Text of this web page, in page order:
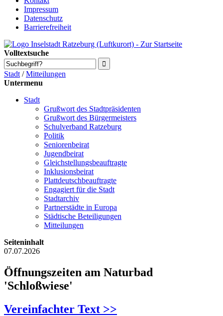
Impressum
Datenschutz
Barrierefreiheit
Volltextsuche
Stadt /Mitteilungen
Untermenu
Stadt
Grußwort des Stadtpräsidenten
Grußwort des Bürgermeisters
Schulverband Ratzeburg
Politik
Seniorenbeirat
Jugendbeirat
Gleichstellungsbeauftragte
Inklusionsbeirat
Plattdeutschbeauftragte
Engagiert für die Stadt
Stadtarchiv
Partnerstädte in Europa
Städtische Beteiligungen
Mitteilungen
Seiteninhalt
07.07.2026
Öffnungszeiten am Naturbad
'Schloßwiese'
Vereinfachter Text >>